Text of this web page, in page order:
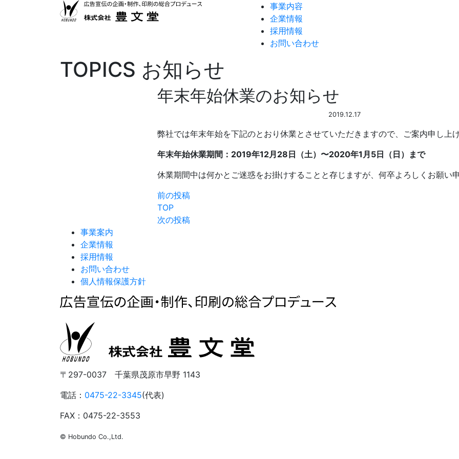
事業内容
企業情報
採用情報
お問い合わせ
TOPICS お知らせ
年末年始休業のお知らせ
2019.12.17
弊社では年末年始を下記のとおり休業とさせていただきますので、ご案内申し上げ
年末年始休業期間：2019年12月28日（土）〜2020年1月5日（日）まで
休業期間中は何かとご迷惑をお掛けすることと存じますが、何卒よろしくお願い申
前の投稿
TOP
次の投稿
事業案内
企業情報
採用情報
お問い合わせ
個人情報保護方針
〒297-0037 千葉県茂原市早野 1143
電話： 0475-22-3345(代表)
FAX：0475-22-3553
© Hobundo Co.,Ltd.